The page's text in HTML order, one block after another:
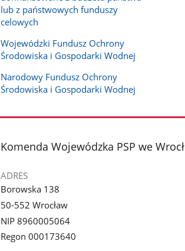
lub z państwowych funduszy
celowych
Wojewódzki Fundusz Ochrony
Środowiska i Gospodarki Wodnej
Narodowy Fundusz Ochrony
Środowiska i Gospodarki Wodnej
stopka
Komenda Wojewódzka PSP we
ADRES
Borowska 138
50-552 Wrocław
NIP 8960005064
Regon 000173640